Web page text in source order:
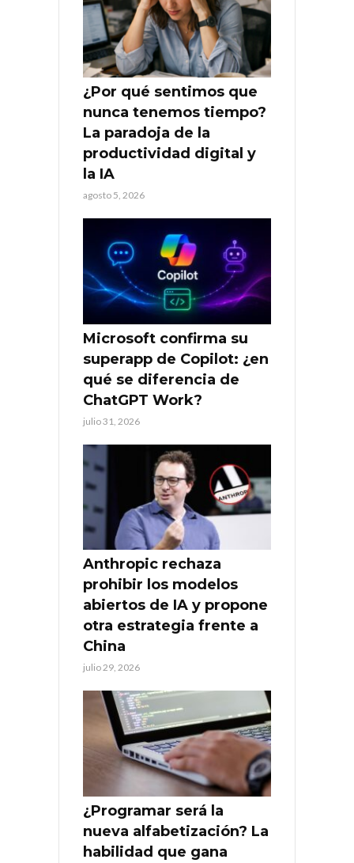
¿Por qué sentimos que
nunca tenemos tiempo?
La paradoja de la
productividad digital y
la IA
agosto 5, 2026
Microsoft confirma su
superapp de Copilot: ¿en
qué se diferencia de
ChatGPT Work?
julio 31, 2026
Anthropic rechaza
prohibir los modelos
abiertos de IA y propone
otra estrategia frente a
China
julio 29, 2026
¿Programar será la
nueva alfabetización? La
habilidad que gana